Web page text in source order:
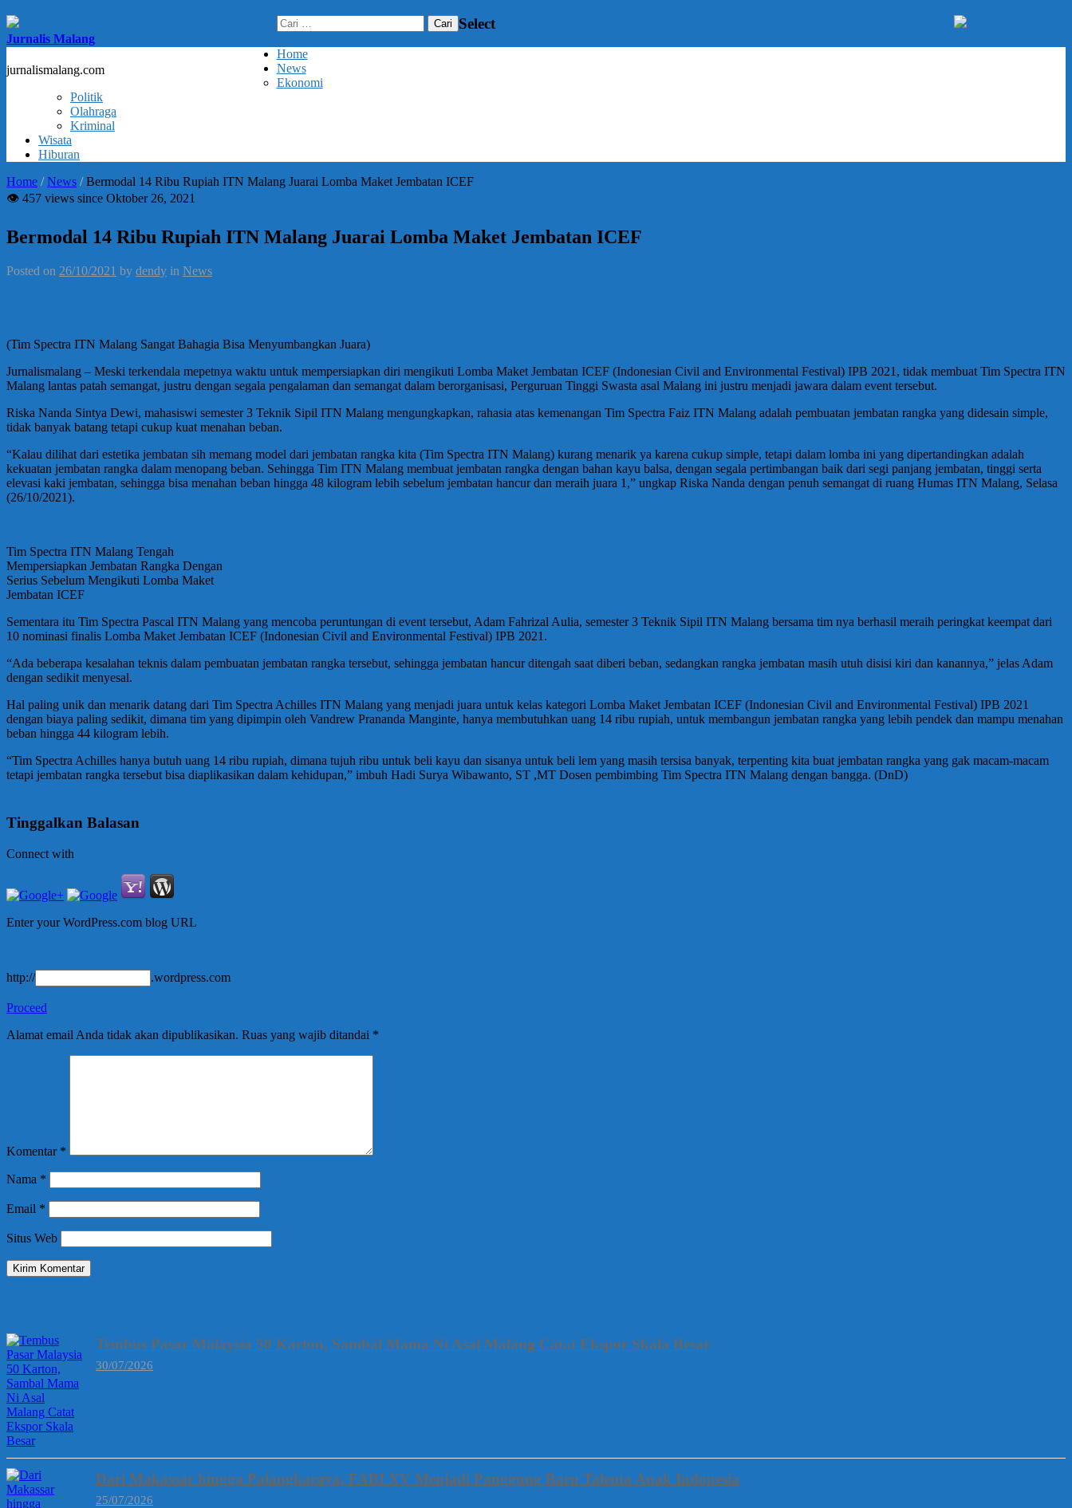
Jurnalis Malang
jurnalismalang.com
Cari
untuk:
Select
Home
News
Ekonomi
Politik
Olahraga
Kriminal
Wisata
Hiburan
Home /News /Bermodal 14 Ribu Rupiah ITN Malang Juarai Lomba Maket Jembatan ICEF
👁 457 views since Oktober 26, 2021
Bermodal 14 Ribu Rupiah ITN Malang Juarai Lomba Maket Jembatan ICEF
Posted on 26/10/2021 by dendy in News
(Tim Spectra ITN Malang Sangat Bahagia Bisa Menyumbangkan Juara)
Jurnalismalang – Meski terkendala mepetnya waktu untuk mempersiapkan diri mengikuti Lomba Maket Jembatan ICEF (Indonesian Civil and Environmental Festival) IPB 2021, tidak membuat Tim Spectra ITN
Malang lantas patah semangat, justru dengan segala pengalaman dan semangat dalam berorganisasi, Perguruan Tinggi Swasta asal Malang ini justru menjadi jawara dalam event tersebut.
Riska Nanda Sintya Dewi, mahasiswi semester 3 Teknik Sipil ITN Malang mengungkapkan, rahasia atas kemenangan Tim Spectra Faiz ITN Malang adalah pembuatan jembatan rangka yang didesain simple,
tidak banyak batang tetapi cukup kuat menahan beban.
“Kalau dilihat dari estetika jembatan sih memang model dari jembatan rangka kita (Tim Spectra ITN Malang) kurang menarik ya karena cukup simple, tetapi dalam lomba ini yang dipertandingkan adalah
kekuatan jembatan rangka dalam menopang beban. Sehingga Tim ITN Malang membuat jembatan rangka dengan bahan kayu balsa, dengan segala pertimbangan baik dari segi panjang jembatan, tinggi serta
elevasi kaki jembatan, sehingga bisa menahan beban hingga 48 kilogram lebih sebelum jembatan hancur dan meraih juara 1,” ungkap Riska Nanda dengan penuh semangat di ruang Humas ITN Malang, Selasa
(26/10/2021).
Tim Spectra ITN Malang Tengah
Mempersiapkan Jembatan Rangka Dengan
Serius Sebelum Mengikuti Lomba Maket
Jembatan ICEF
Sementara itu Tim Spectra Pascal ITN Malang yang mencoba peruntungan di event tersebut, Adam Fahrizal Aulia, semester 3 Teknik Sipil ITN Malang bersama tim nya berhasil meraih peringkat keempat dari
10 nominasi finalis Lomba Maket Jembatan ICEF (Indonesian Civil and Environmental Festival) IPB 2021.
“Ada beberapa kesalahan teknis dalam pembuatan jembatan rangka tersebut, sehingga jembatan hancur ditengah saat diberi beban, sedangkan rangka jembatan masih utuh disisi kiri dan kanannya,” jelas Adam
dengan sedikit menyesal.
Hal paling unik dan menarik datang dari Tim Spectra Achilles ITN Malang yang menjadi juara untuk kelas kategori Lomba Maket Jembatan ICEF (Indonesian Civil and Environmental Festival) IPB 2021
dengan biaya paling sedikit, dimana tim yang dipimpin oleh Vandrew Prananda Manginte, hanya membutuhkan uang 14 ribu rupiah, untuk membangun jembatan rangka yang lebih pendek dan mampu menahan
beban hingga 44 kilogram lebih.
“Tim Spectra Achilles hanya butuh uang 14 ribu rupiah, dimana tujuh ribu untuk beli kayu dan sisanya untuk beli lem yang masih tersisa banyak, terpenting kita buat jembatan rangka yang gak macam-macam
tetapi jembatan rangka tersebut bisa diaplikasikan dalam kehidupan,” imbuh Hadi Surya Wibawanto, ST ,MT Dosen pembimbing Tim Spectra ITN Malang dengan bangga. (DnD)
Tinggalkan Balasan
Connect with
Enter your WordPress.com blog URL
http:// .wordpress.com
Proceed
Alamat email Anda tidak akan dipublikasikan. Ruas yang wajib ditandai *
Komentar *
Nama *
Email *
Situs Web
Tembus Pasar Malaysia 50 Karton, Sambal Mama Ni Asal Malang Catat Ekspor Skala Besar
30/07/2026
Dari Makassar hingga Palangkaraya, FABI XV Menjadi Panggung Baru Talenta Anak Indonesia
25/07/2026